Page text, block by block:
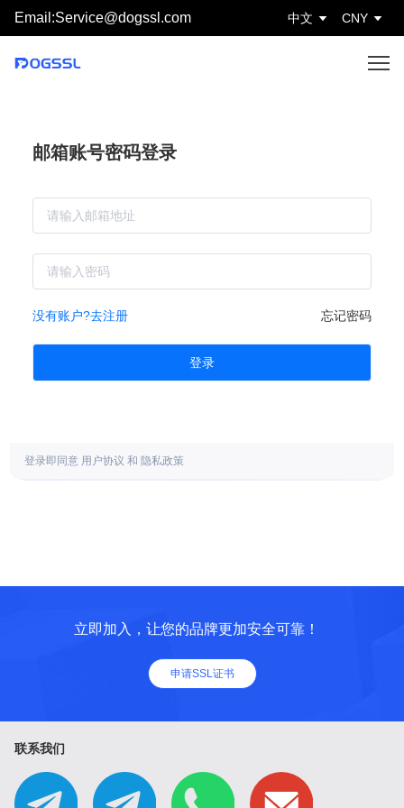
Email:Service@dogssl.com 中文 CNY
邮箱账号密码登录
没有账户?去注册 忘记密码
登录
登录即同意 用户协议和 隐私政策
立即加入，让您的品牌更加安全可靠！
申请SSL证书
联系我们